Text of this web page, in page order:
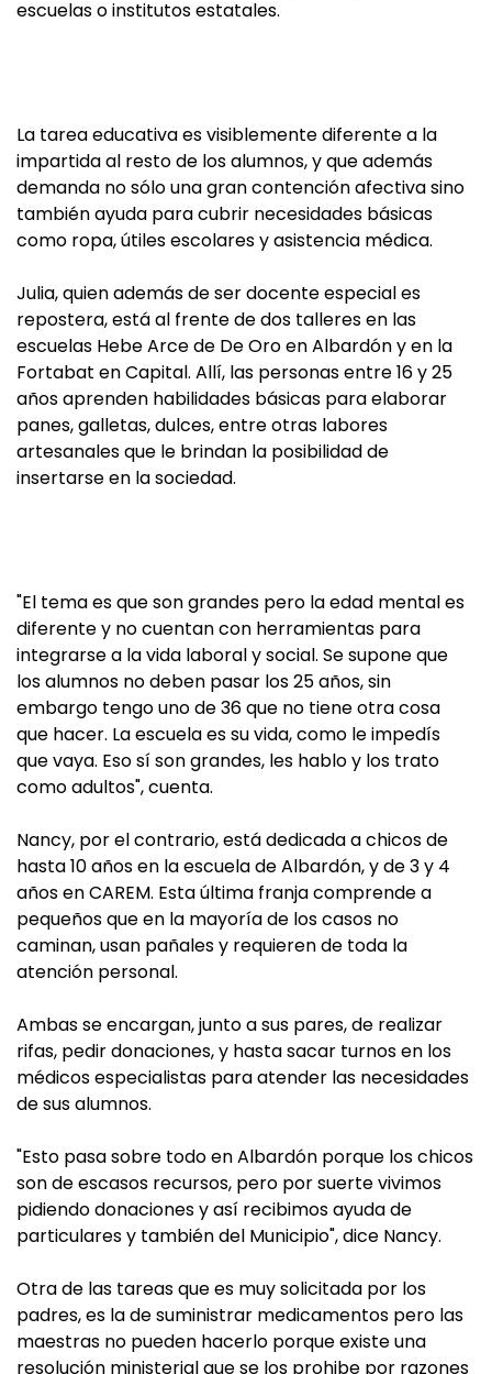
escuelas o institutos estatales.
La tarea educativa es visiblemente diferente a la
impartida al resto de los alumnos, y que además
demanda no sólo una gran contención afectiva sino
también ayuda para cubrir necesidades básicas
como ropa, útiles escolares y asistencia médica.
Julia, quien además de ser docente especial es
repostera, está al frente de dos talleres en las
escuelas Hebe Arce de De Oro en Albardón y en la
Fortabat en Capital. Allí, las personas entre 16 y 25
años aprenden habilidades básicas para elaborar
panes, galletas, dulces, entre otras labores
artesanales que le brindan la posibilidad de
insertarse en la sociedad.
"El tema es que son grandes pero la edad mental es
diferente y no cuentan con herramientas para
integrarse a la vida laboral y social. Se supone que
los alumnos no deben pasar los 25 años, sin
embargo tengo uno de 36 que no tiene otra cosa
que hacer. La escuela es su vida, como le impedís
que vaya. Eso sí son grandes, les hablo y los trato
como adultos", cuenta.
Nancy, por el contrario, está dedicada a chicos de
hasta 10 años en la escuela de Albardón, y de 3 y 4
años en CAREM. Esta última franja comprende a
pequeños que en la mayoría de los casos no
caminan, usan pañales y requieren de toda la
atención personal.
Ambas se encargan, junto a sus pares, de realizar
rifas, pedir donaciones, y hasta sacar turnos en los
médicos especialistas para atender las necesidades
de sus alumnos.
"Esto pasa sobre todo en Albardón porque los chicos
son de escasos recursos, pero por suerte vivimos
pidiendo donaciones y así recibimos ayuda de
particulares y también del Municipio", dice Nancy.
Otra de las tareas que es muy solicitada por los
padres, es la de suministrar medicamentos pero las
maestras no pueden hacerlo porque existe una
resolución ministerial que se los prohibe por razones